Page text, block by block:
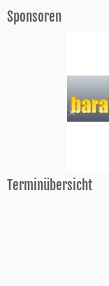
Sponsoren
Terminübersicht